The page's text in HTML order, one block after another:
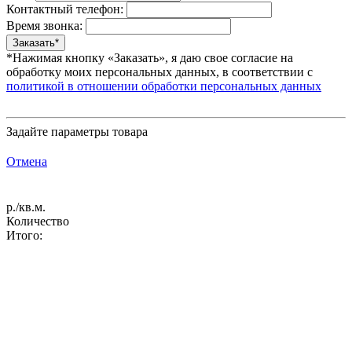
Контактный телефон:
Время звонка:
*Нажимая кнопку «Заказать», я даю свое согласие на
обработку моих персональных данных, в соответствии с
политикой в отношении обработки персональных данных
Задайте параметры товара
Отмена
р./кв.м.
Количество
Итого: